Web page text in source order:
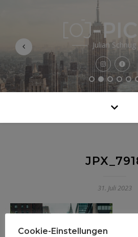
Julian Schnug
31. Juli 2023
Cookie-Einstellungen